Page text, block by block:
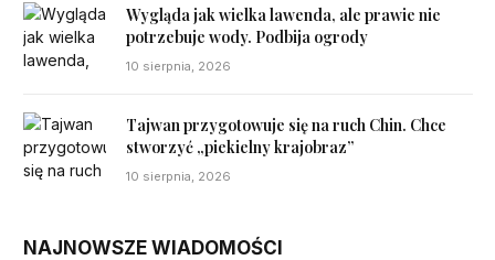
Wygląda jak wielka lawenda, ale prawie nie
potrzebuje wody. Podbija ogrody
10 sierpnia, 2026
Tajwan przygotowuje się na ruch Chin. Chce
stworzyć „piekielny krajobraz”
10 sierpnia, 2026
NAJNOWSZE WIADOMOŚCI